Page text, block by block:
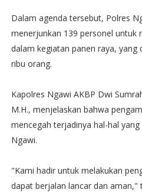
Dalam agenda tersebut, Polres
menerjunkan 139 personel untuk
dalam kegiatan panen raya, yang
ribu orang.
Kapolres Ngawi AKBP Dwi
M.H., menjelaskan bahwa
mencegah terjadinya hal-hal
Ngawi.
"Kami hadir untuk melakukan
dapat berjalan lancar dan aman,"